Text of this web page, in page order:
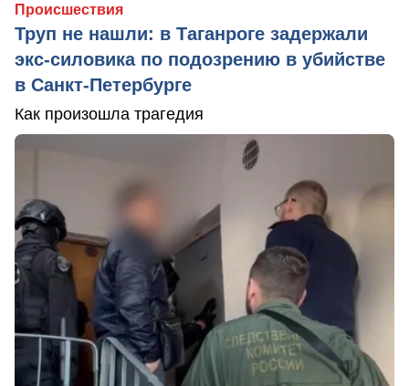
Происшествия
Труп не нашли: в Таганроге задержали
экс-силовика по подозрению в убийстве
в Санкт-Петербурге
Как произошла трагедия